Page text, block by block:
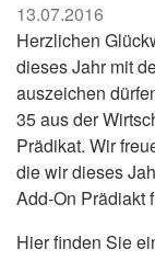
13.07.2016
Herzlichen
dieses Jahr mit
auszeichen
35 aus der
Prädikat. Wir
die wir dieses
Add-On Prädiakt
Hier finden Sie